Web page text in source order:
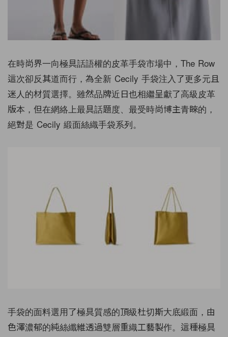
在時尚界一向極具話語權的皮革手袋市場中，The Row
這次卻反其道而行，為全新 Cecily 手袋注入了更多元且
迷人的材質選擇。雖然品牌近日也相繼呈獻了高級皮革
版本，但在網絡上最具話題度、最受時尚博主青睞的，
絕對是 Cecily 緞面絲織手袋系列。
手袋的面料選用了極具質感的頂級杜切斯大底緞面，由
色澤濃郁的純絲纖維透過雙層重織工藝製作。這種極具